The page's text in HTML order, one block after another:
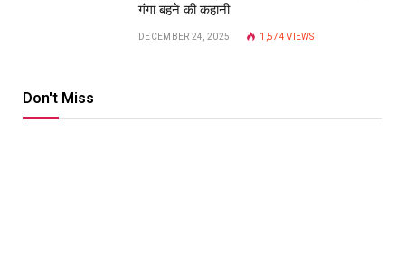
गंगा बहने की कहानी
DECEMBER 24, 2025 1,574VIEWS
Don't Miss